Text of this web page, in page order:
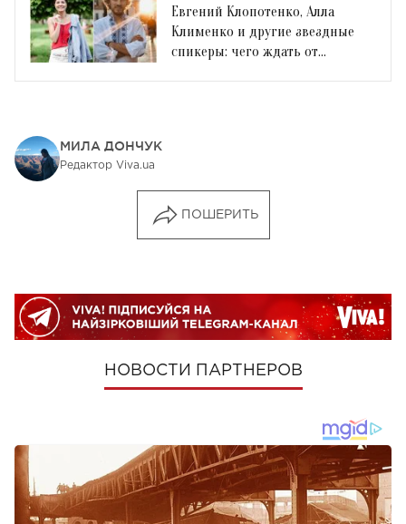
Евгений Клопотенко, Алла
Клименко и другие звездные
спикеры: чего ждать от
МИЛА ДОНЧУК
Редактор Viva.ua
ПОШЕРИТЬ
НОВОСТИ ПАРТНЕРОВ